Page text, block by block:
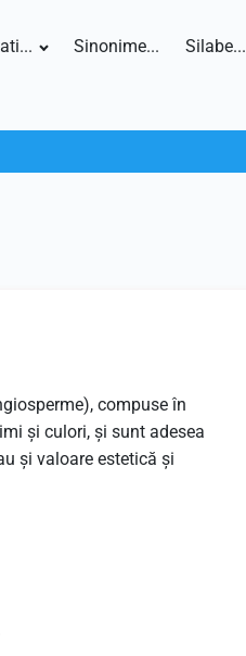
Sinonime... Silabe...
compuse în
și culori, și sunt adesea
și valoare estetică și